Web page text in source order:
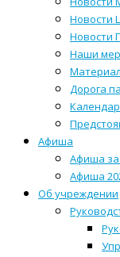
Новости
Новости
Наши
Дорога
Афиша
Афиша за
Афиша
Об учреждении